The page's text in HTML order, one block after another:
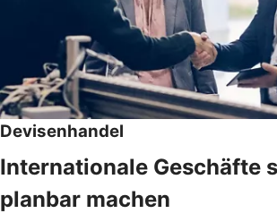
Devisenhandel
Internationale Geschäfte
planbar machen